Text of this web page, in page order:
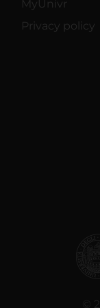
MyUnivr
Privacy policy
©